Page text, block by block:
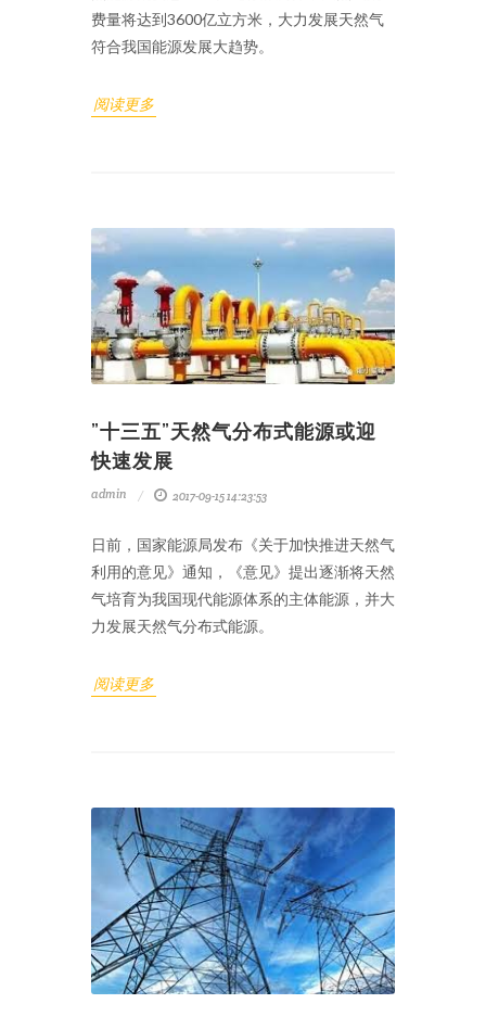
费量将达到3600亿立方米，大力发展天然气
符合我国能源发展大趋势。
阅读更多
”十三五”天然气分布式能源或迎
快速发展
admin 2017-09-15 14:23:53
日前，国家能源局发布《关于加快推进天然气
利用的意见》通知，《意见》提出逐渐将天然
气培育为我国现代能源体系的主体能源，并大
力发展天然气分布式能源。
阅读更多